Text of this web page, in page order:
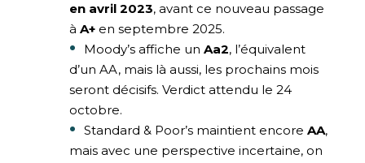
en avril 2023, avant ce nouveau passage
à A+en septembre 2025.
Moody’s affiche un Aa2, l’équivalent
d’un AA, mais là aussi, les prochains mois
seront décisifs. Verdict attendu le 24
octobre.
Standard & Poor’s maintient encore AA,
mais avec une perspective incertaine, on